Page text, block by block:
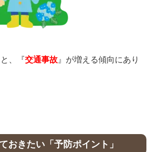
、『交通事故』が増える傾向にあり
おきたい「予防ポイント」